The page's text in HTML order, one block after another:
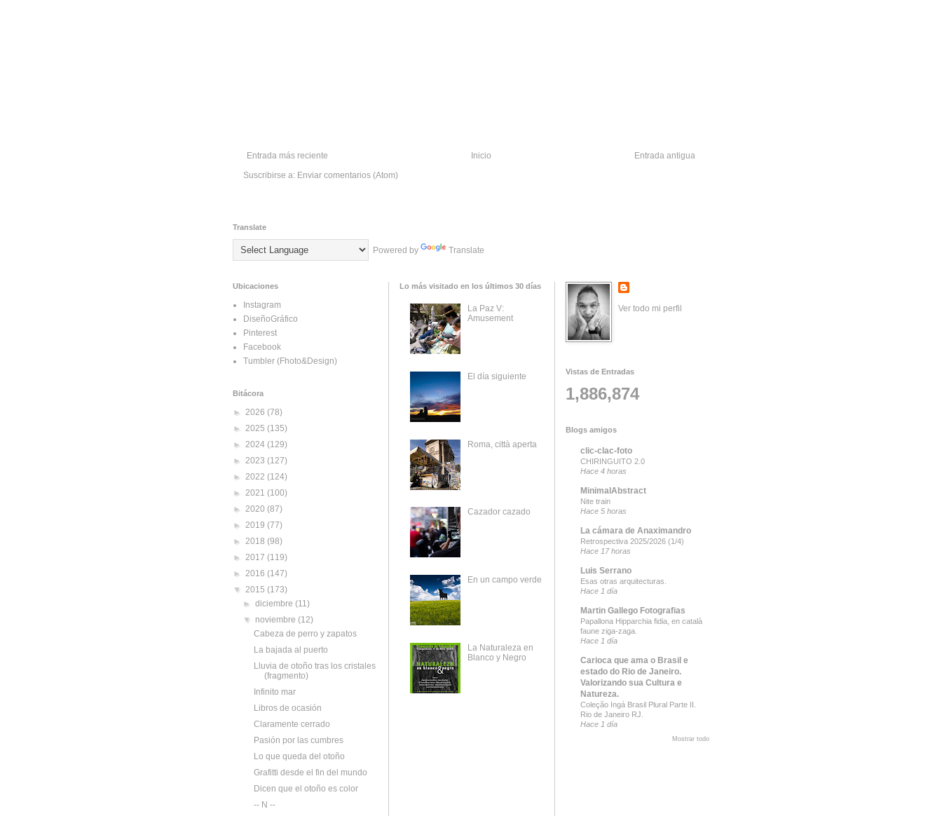
Entrada más reciente Entrada antigua
Inicio
Suscribirse a: Enviar comentarios (Atom)
Translate
Powered by Translate
Ubicaciones
Instagram
DiseñoGráfico
Pinterest
Facebook
Tumbler (Fhoto&Design)
Bitácora
► 2026 (78)
► 2025 (135)
► 2024 (129)
► 2023 (127)
► 2022 (124)
► 2021 (100)
► 2020 (87)
► 2019 (77)
► 2018 (98)
► 2017 (119)
► 2016 (147)
▼ 2015 (173)
►diciembre(11)
▼ noviembre(12)
Cabeza de perro y zapatos
La bajada al puerto
Lluvia de otoño tras los cristales
(fragmento)
Infinito mar
Libros de ocasión
Claramente cerrado
Pasión por las cumbres
Lo que queda del otoño
Grafitti desde el fin del mundo
Dicen que el otoño es color
-- N --
Lo más visitado en los últimos 30 días
La Paz V:
Amusement
El día siguiente
Roma, città aperta
Cazador cazado
En un campo verde
La Naturaleza en
Blanco y Negro
Ver todo mi perfil
Vistas de Entradas
1,886,874
Blogs amigos
clic-clac-foto
CHIRINGUITO 2.0
Hace 4 horas
MinimalAbstract
Nite train
Hace 5 horas
La cámara de Anaximandro
Retrospectiva 2025/2026 (1/4)
Hace 17 horas
Luis Serrano
Esas otras arquitecturas.
Hace 1 día
Martin Gallego Fotografias
Papallona Hipparchia fidia, en català
faune ziga-zaga.
Hace 1 día
Carioca que ama o Brasil e
estado do Rio de Janeiro.
Valorizando sua Cultura e
Natureza.
Coleção Ingá Brasil Plural Parte II.
Rio de Janeiro RJ.
Hace 1 día
Mostrar todo